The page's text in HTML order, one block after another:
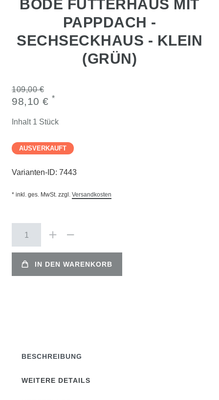
BODE FUTTERHAUS MIT
PAPPDACH -
SECHSECKHAUS - KLEIN
(GRÜN)
109,00 €
98,10 € *
Inhalt 1 Stück
AUSVERKAUFT
Varianten-ID: 7443
* inkl. ges. MwSt. zzgl. Versandkosten
IN DEN WARENKORB
BESCHREIBUNG
WEITERE DETAILS